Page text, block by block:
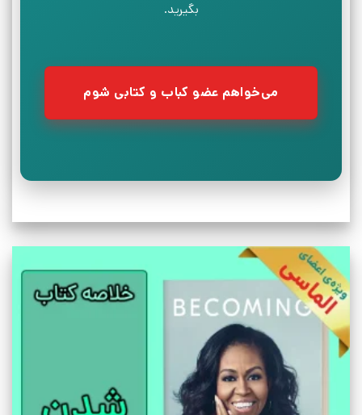
بگیرید.
می‌خواهم عضو کباب و کتابی شوم